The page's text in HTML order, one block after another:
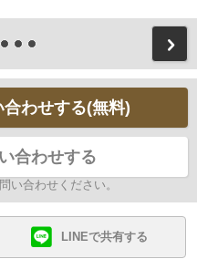
わせする(無料)
合わせする
い合わせください。
LINEで共有する